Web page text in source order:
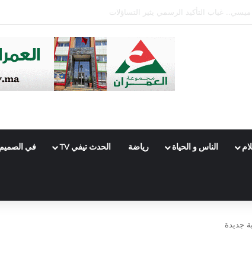
الحكومة بالمفهوم الضيق؟
الناس و الحياة رياضة الحدث تيفي TV في الصميم
جديدة